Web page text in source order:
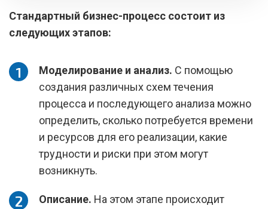
Стандартный бизнес-процесс состоит из
следующих этапов:
Моделирование и анализ. С помощью
создания различных схем течения
процесса и последующего анализа можно
определить, сколько потребуется времени
и ресурсов для его реализации, какие
трудности и риски при этом могут
возникнуть.
Описание. На этом этапе происходит